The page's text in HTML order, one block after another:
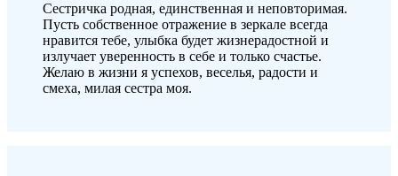
Сестричка родная, единственная и неповторимая.
Пусть собственное отражение в зеркале всегда
нравится тебе, улыбка будет жизнерадостной и
излучает уверенность в себе и только счастье.
Желаю в жизни я успехов, веселья, радости и
смеха, милая сестра моя.